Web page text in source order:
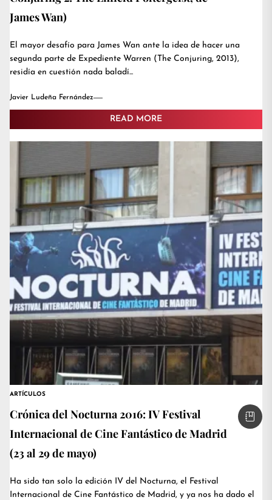
James Wan)
El mayor desafío para James Wan ante la idea de hacer una
segunda parte de Expediente Warren (The Conjuring, 2013),
residía en cuestión nada baladí...
Javier Ludeña Fernández
READ MORE
ARTÍCULOS
Crónica del Nocturna 2016: IV Festival
Internacional de Cine Fantástico de Madrid
(23 al 29 de mayo)
Ha sido tan solo la edición IV del Nocturna, el Festival
Internacional de Cine Fantástico de Madrid, y ya nos ha dado el